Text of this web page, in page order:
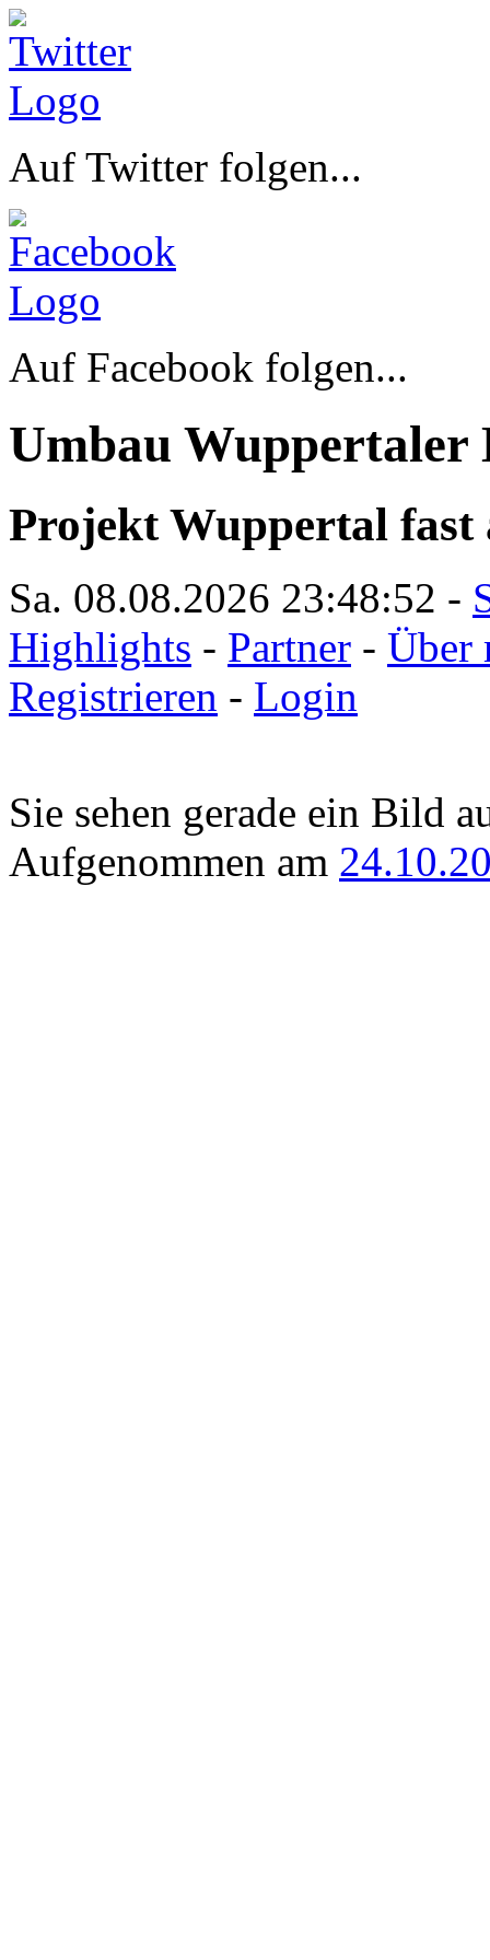
Auf Twitter folgen...
Auf Facebook folgen...
Umbau Wuppertaler
Projekt Wuppertal fast
Sa. 08.08.2026 23:48:52 -
Highlights - Partner - Über
Registrieren - Login
Sie sehen gerade ein Bild
Aufgenommen am